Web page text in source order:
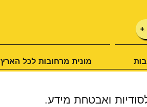
+
מונית מרחובות לכל הארץ
ואבטחת מידע.